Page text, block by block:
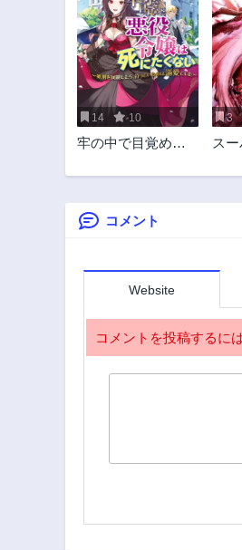
14 10
牢の中で目覚めた
くない ～処刑を回
いたのは溺愛でし
た～
3
ス
コメント
Website
コメントを投稿するに